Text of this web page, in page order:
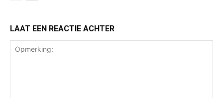
LAAT EEN REACTIE ACHTER